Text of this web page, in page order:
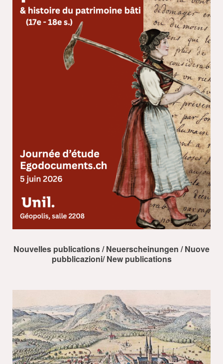
Nouvelles publications / Neuerscheinungen / Nuove
pubblicazioni/ New publications